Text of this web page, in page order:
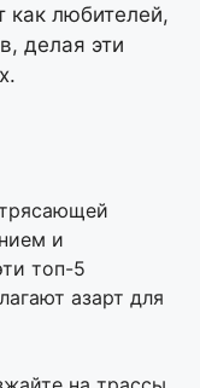
как любителей,
делая эти
и
топ-5
азарт для